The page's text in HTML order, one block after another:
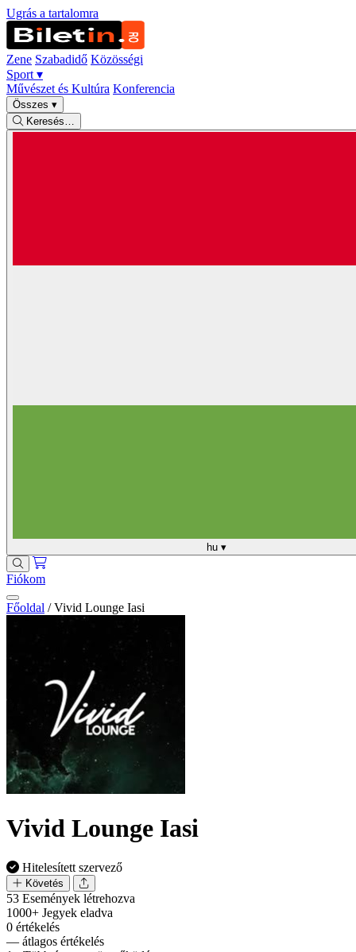
Ugrás a tartalomra
Zene Szabadidő Közösségi
Sport ▾
Művészet és Kultúra Konferencia
Összes ▾
Keresés…
hu ▾
Fiókom
Főoldal / Vivid Lounge Iasi
Vivid Lounge Iasi
Hitelesített szervező
Követés
53 Események létrehozva
1000+ Jegyek eladva
0 értékelés
— átlagos értékelés